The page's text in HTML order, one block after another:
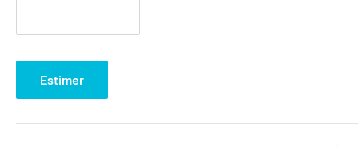
Estimer